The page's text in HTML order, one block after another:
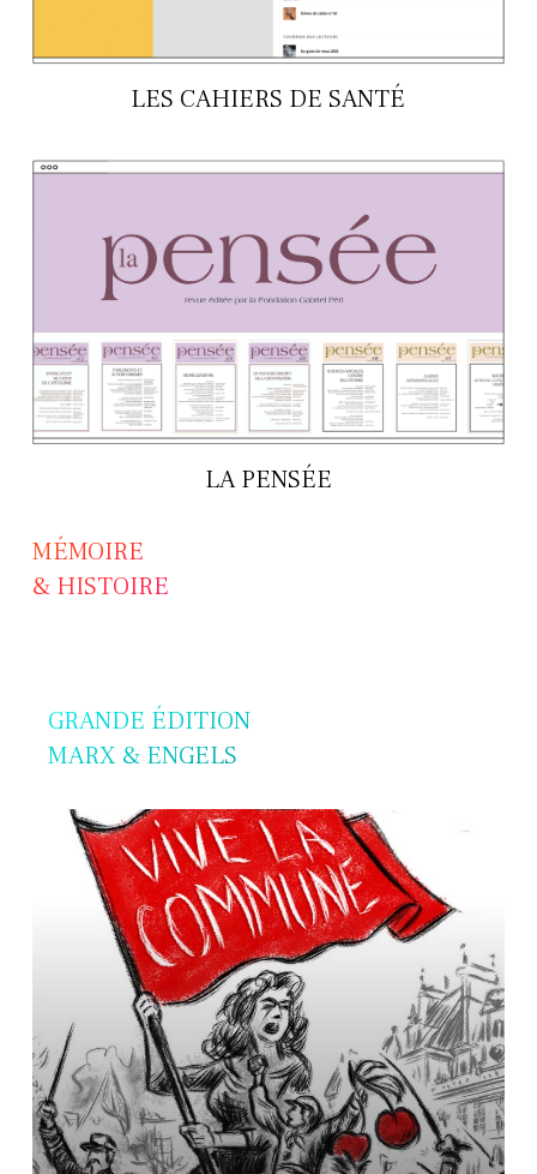
LES CAHIERS DE SANTÉ
LA PENSÉE
MÉMOIRE
& HISTOIRE
GRANDE ÉDITION
MARX & ENGELS